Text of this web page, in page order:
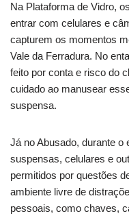
Na Plataforma de Vidro,
entrar com celulares e
capturem os momentos
Vale da Ferradura. No
feito por conta e risco do
cuidado ao manusear
suspensa.
Já no Abusado, durante o
suspensas, celulares e
permitidos por questões
ambiente livre de
pessoais, como chaves,